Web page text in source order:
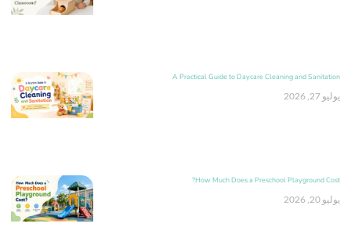
A Practical Guide to Daycare Cleaning and Sanitation
يوليو 27, 2026
How Much Does a Preschool Playground Cost?
يوليو 20, 2026